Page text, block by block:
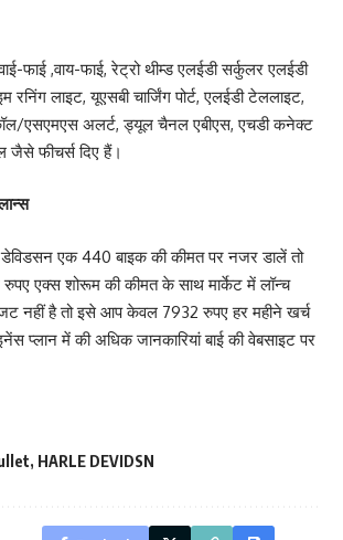
फाई ,वाय-फाई, रेट्रो थीम्ड एलईडी सर्कुलर एलईडी
रनिंग लाइट, यूएसबी चार्जिंग पोर्ट, एलईडी टेललाइट,
एसएमएस अलर्ट, ड्यूल चैनल एबीएस, एचडी कनेक्ट
जैसे फीचर्स दिए हैं।
डेविडसन एक 440 बाइक की कीमत पर नजर डालें तो
एक्स शोरूम की कीमत के साथ मार्केट में लॉन्च
नहीं है तो इसे आप केवल 7932 रुपए हर महीने खर्च
प्लान में की अधिक जानकारियां बाई की वेबसाइट पर
, HARLE DEVIDSN